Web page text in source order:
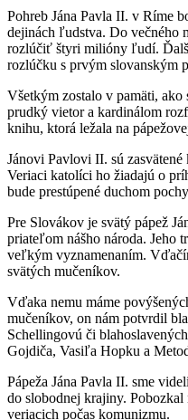
Pohreb Jána Pavla II. v Ríme
dejinách ľudstva. Do večného
rozlúčiť štyri milióny ľudí.
rozlúčku s prvým slovanským
Všetkým zostalo v pamäti,
prudký vietor a kardinálom
knihu, ktorá ležala na
Jánovi Pavlovi II. sú
Veriaci katolíci ho žiadajú o
bude prestúpené duchom
Pre Slovákov je svätý pápež
priateľom nášho národa. Jeho
veľkým vyznamenaním.
svätých mučeníkov.
Vďaka nemu máme
mučeníkov, on nám potvrdil
Schellingovú či
Gojdiča, Vasiľa Hopku a
Pápeža Jána Pavla II. sme
do slobodnej krajiny. Pobozkal
veriacich počas komunizmu.